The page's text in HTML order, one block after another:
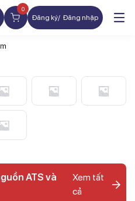
0
Đăng ký Đăng nhập
ATS và
Xem tất
cả